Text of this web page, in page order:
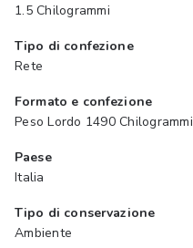
1.5 Chilogrammi
Tipo di confezione
Rete
Formato e confezione
Peso Lordo 1490 Chilogrammi
Paese
Italia
Tipo di conservazione
Ambiente